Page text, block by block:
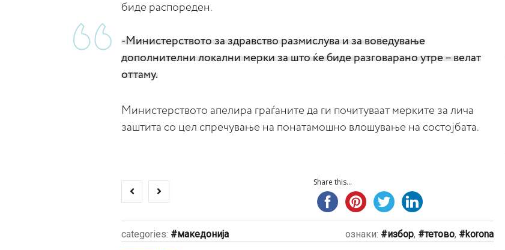
биде распореден.
-Министерството за здравство размислува и за воведување
дополнителни локални мерки за што ќе биде разговарано утре – велат
оттаму.
Министерството апелира граѓаните да ги почитуваат мерките за лича
заштита со цел спречување на понатамошно влошување на состојбата.
Share this...
categories: македонија ознаки: избор, тетово, korona